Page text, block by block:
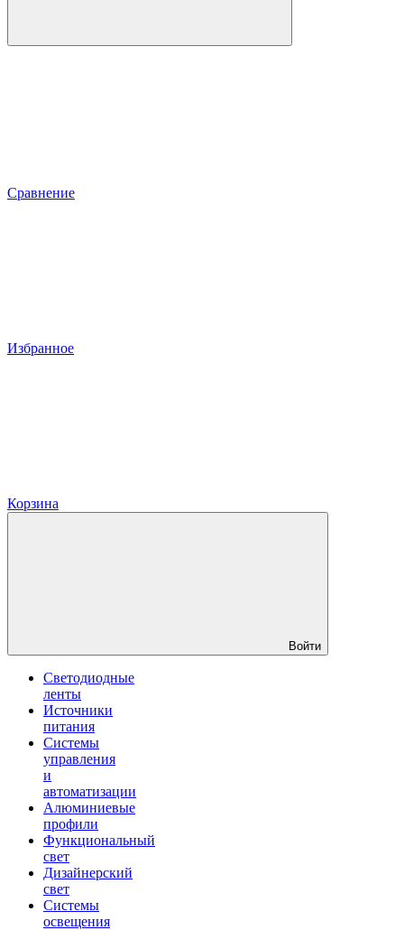
Сравнение
Избранное
Корзина
Войти
Светодиодные
ленты
Источники
питания
Системы
управления
и
автоматизации
Алюминиевые
профили
Функциональный
свет
Дизайнерский
свет
Системы
освещения